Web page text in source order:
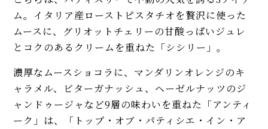
ム。イタリア産ローストピスタチオを贅沢に使った
ムースに、グリオットチェリーの甘酸っぱいジュレ
とコクのあるクリームを重ねた「シシリー」。
濃厚なムースショコラに、マンダリンオレンジのキ
ャラメル、ビターガナッシュ、ヘーゼルナッツのジ
ャンドゥージャなど9層の味わいを重ねた「アンティ
ーク」は、「トップ・オブ・パティシエ・イン・ア